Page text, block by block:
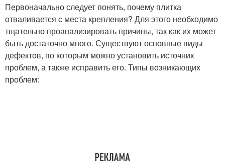
Первоначально следует понять, почему плитка
отваливается с места крепления? Для этого необходимо
тщательно проанализировать причины, так как их может
быть достаточно много. Существуют основные виды
дефектов, по которым можно установить источник
проблем, а также исправить его. Типы возникающих
проблем: